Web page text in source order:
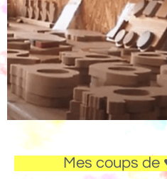
Mes coups de